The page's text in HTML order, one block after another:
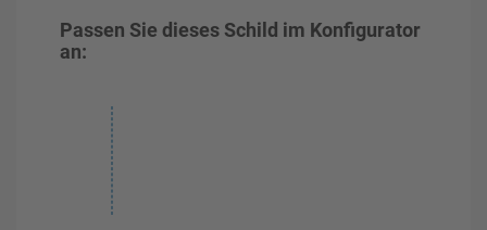
Passen Sie dieses Schild im Konfigurator
an: